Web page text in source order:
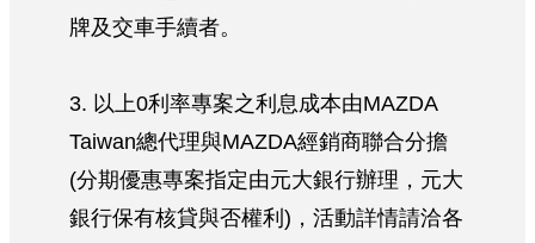
牌及交車手續者。
3. 以上0利率專案之利息成本由MAZDA
Taiwan總代理與MAZDA經銷商聯合分擔
(分期優惠專案指定由元大銀行辦理，元大
銀行保有核貸與否權利)，活動詳情請洽各